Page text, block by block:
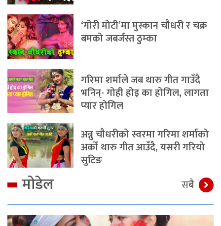
‘गोरी मोटी’मा मुस्कान चौधरी र चक्र
बमको जबर्जस्त ठुम्का
गरिमा शर्माले जब थारु गीत गाउँदै
भनिन्- गोही होइ का होगिल, लागता
प्यार होगिल
अन्नु चौधरीको स्वरमा गरिमा शर्माको
अर्को थारु गीत आउँदै, यसरी गरियो
सुटिङ
मोडेल सबै